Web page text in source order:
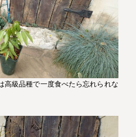
級品種で一度食べたら忘れられな